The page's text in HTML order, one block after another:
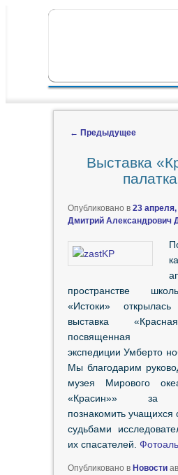
ГЛАВНОЕ МЕНЮ
← Предыдущее
Выставка
Опубликовано в 23
Дмитрий Александрович
пространстве
«Истоки» открылась
выставка
посвященная
экспедиции Умберто
Мы благодарим
музея Мирового
«Красин»» за
познакомить учащихся
судьбами
их спасателей.
Опубликовано в Новости